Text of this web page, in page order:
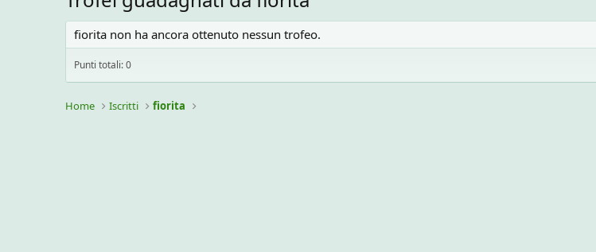
fiorita non ha ancora ottenuto nessun trofeo.
Punti totali: 0
Home Iscritti fiorita